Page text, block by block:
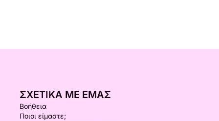
ΣΧΕΤΙΚΆ ΜΕ ΕΜΆΣ
Βοήθεια
Ποιοι είμαστε;